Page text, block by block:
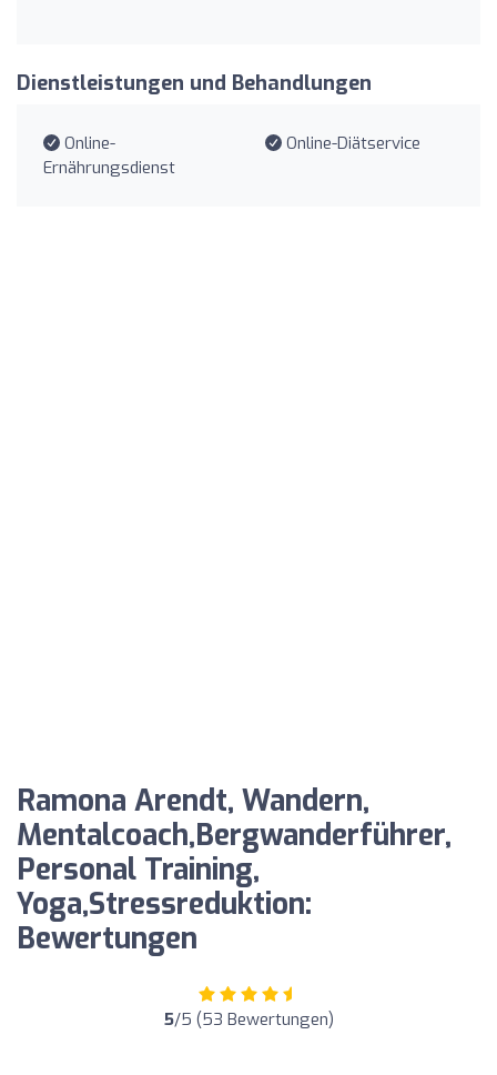
Dienstleistungen und Behandlungen
Online-
Ernährungsdienst
Online-Diätservice
Ramona Arendt, Wandern,
Mentalcoach,Bergwanderführer,
Personal Training,
Yoga,Stressreduktion:
Bewertungen
5/5 (53 Bewertungen)